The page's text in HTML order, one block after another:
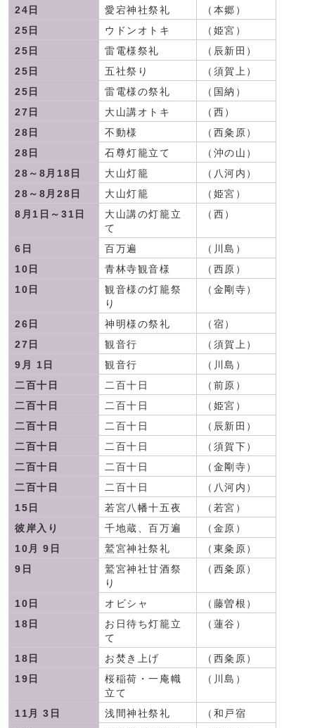
24日 愛宕神社祭礼
（本郷）
25日
ウドンオトキ
（姫宮）
25日
雷電様祭礼
（辰新田）
25日
五社祭り
（須賀上）
25日
雷電様の祭礼
（国納）
27日
大山講オトキ
（西）
28日
不動様
（西粂原）
28日
石尊灯籠立て
（沖の山）
28～8月18日
大山灯籠
（八河内）
28～8月28日
大山灯籠
（姫宮）
8月1日～31日
大山講の灯籠立
て
（西）
6日 百万遍
（川島）
10日
青林寺観音様
（西原）
10日
観音様の灯籠祭
り
（金剛寺）
26日 神明様の祭礼
（宿）
27日
観音行
（須賀上）
9月 1日
観音行
（川島）
二百十日
二百十日
（前原）
二百十日
二百十日
（姫宮）
二百十日
二百十日
（辰新田）
二百十日
二百十日
（須賀下）
二百十日
二百十日
（金剛寺）
二百十日
二百十日
（八河内）
15日
若宮八幡十五夜
（若宮）
彼岸入り
千地蔵、百万遍
（金原）
10月 9日
鷲宮神社祭礼
（東粂原）
9日
鷲宮神社甘酒祭
り
（西粂原）
10日 オビシャ
（藤曽根）
18日
お日待ち灯籠立
て
（蓮谷）
18日 お焚き上げ
（西粂原）
19日
桜稲荷・一庵幟
立て
（川島）
11月 3日 浅間神社祭礼
（和戸宿